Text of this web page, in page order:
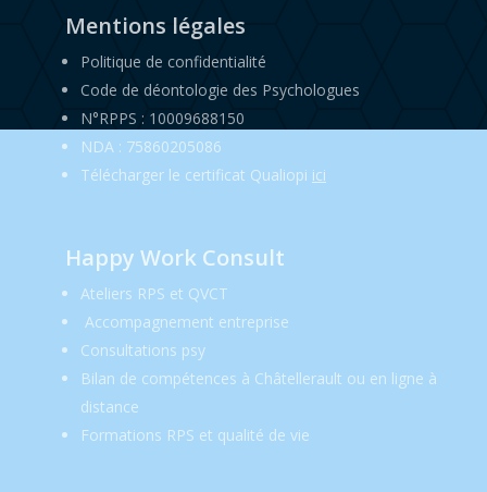
Mentions légales
Politique de confidentialité
Code de déontologie des Psychologues
N°RPPS : 10009688150
NDA : 75860205086
Télécharger le certificat Qualiopi ici
Happy Work Consult
Ateliers RPS et QVCT
Accompagnement entreprise
Consultations psy
Bilan de compétences à Châtellerault ou en ligne à
distance
Formations RPS et qualité de vie